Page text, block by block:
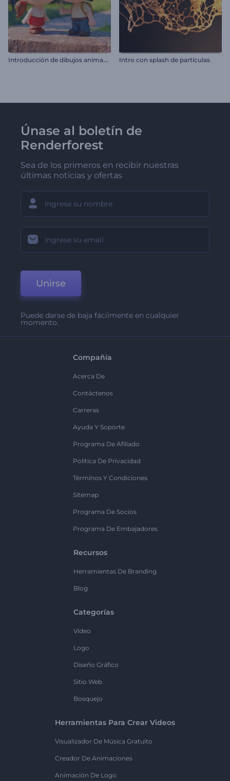
I
ntroducción de dibujos animados del Día de San Valentín Intro con splash de partículas
Únase al boletín de
Renderforest
Sea de los primeros en recibir nuestras
últimas noticias y ofertas
Unirse
Puede darse de baja fácilmente en cualquier
momento.
Compañía
Acerca De
Contáctenos
Carreras
Ayuda Y Soporte
Programa De Afiliado
Política De Privacidad
Términos Y Condiciones
Sitemap
Programa De Socios
Programa De Embajadores
Recursos
Herramientas De Branding
Blog
Categorías
Vídeo
Logo
Diseño Gráfico
Sitio Web
Bosquejo
Herramientas Para Crear Videos
Visualizador De Música Gratuito
Creador De Animaciones
Animación De Logo